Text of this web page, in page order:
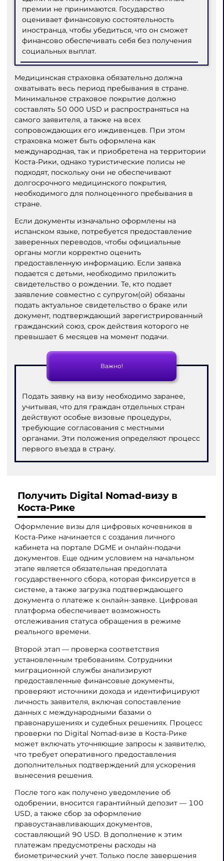
премии не принимаются. Государство
оценивает финансовую состоятельность
иностранца, чтобы убедиться, что он сможет
финансово обеспечивать себя без получения
социальных выплат.
Медицинская страховка обязательно должна
охватывать весь период пребывания в стране.
Минимальное страховое покрытие должно
составлять 50 000 USD и распространяться на
самого заявителя, а также на всех
сопровождающих его иждивенцев. При этом
страховка может быть оформлена как
международная, так и приобретена на территории
Коста-Рики, однако туристические полисы не
подходят, поскольку они не обеспечивают
долгосрочного медицинского покрытия,
необходимого для полноценного пребывания в
стране.
Если документы изначально оформлены на
испанском языке, потребуется предоставление
заверенных переводов, чтобы официальные
органы могли корректно оценить
предоставленную информацию. Если заявка
подается с детьми, необходимо приложить
свидетельство о рождении. Те, кто подает
заявление совместно с супругом(ой) обязаны
подать актуальное свидетельство о браке или
документ, подтверждающий зарегистрированный
гражданский союз, срок действия которого не
превышает 6 месяцев на момент подачи.
Важно!
Подать заявку на визу необходимо заранее,
учитывая, что для граждан отдельных стран
действуют особые визовые процедуры,
требующие согласования с местными
органами. Эти положения определяют процесс
первого въезда в страну.
Получить Digital Nomad-визу в
Коста-Рике
Оформление визы для цифровых кочевников в
Коста-Рике начинается с создания личного
кабинета на портале DGME и онлайн-подачи
документов. Еще одним условием на начальном
этапе является обязательная предоплата
государственного сбора, которая фиксируется в
системе, а также загрузка подтверждающего
документа о платеже к онлайн-заявке. Цифровая
платформа обеспечивает возможность
отслеживания статуса обращения в режиме
реального времени.
Второй этап — проверка соответствия
установленным требованиям. Сотрудники
миграционной службы анализируют
предоставленные финансовые документы,
проверяют источники дохода и идентифицируют
личность заявителя, включая сопоставление
данных с международными базами о
правонарушениях и судебных решениях. Процесс
проверки по Digital Nomad-визе в Коста-Рике
может включать уточняющие запросы к заявителю,
что требует оперативного предоставления
дополнительных подтверждений для ускорения
вынесения решения.
После того как получено уведомление об
одобрении, вносится гарантийный депозит — 100
USD, а также сбор за оформление
правоустанавливающих документов,
составляющий 90 USD. В дополнение к этим
платежам предусмотрены расходы на
биометрический учет. Только после завершения